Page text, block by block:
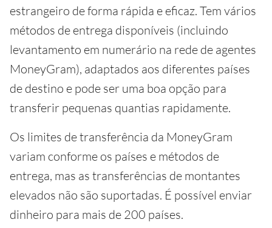
estrangeiro de forma rápida e eficaz. Tem vários
métodos de entrega disponíveis (incluindo
levantamento em numerário na rede de agentes
MoneyGram), adaptados aos diferentes países
de destino e pode ser uma boa opção para
transferir pequenas quantias rapidamente.
Os limites de transferência da MoneyGram
variam conforme os países e métodos de
entrega, mas as transferências de montantes
elevados não são suportadas. É possível enviar
dinheiro para mais de 200 países.